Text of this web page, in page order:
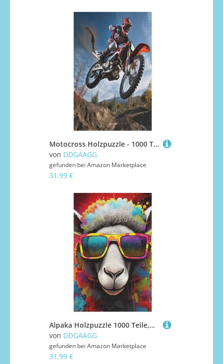
Motocross Holzpuzzle - 1000 Teiliges Jigsaw Knobelspiel - Puzzle Für Erwachsene & Kinder - Outdoor & Reisespielzeug （78×53cm）
von DDGAAGG
gefunden bei Amazon Marketplace
31,99 €
Alpaka Holzpuzzle 1000 Teile,Puzzles Für Erwachsene, Impossible Puzzle, Kinder Legespiel 1000 PCS
von DDGAAGG
gefunden bei Amazon Marketplace
31,99 €